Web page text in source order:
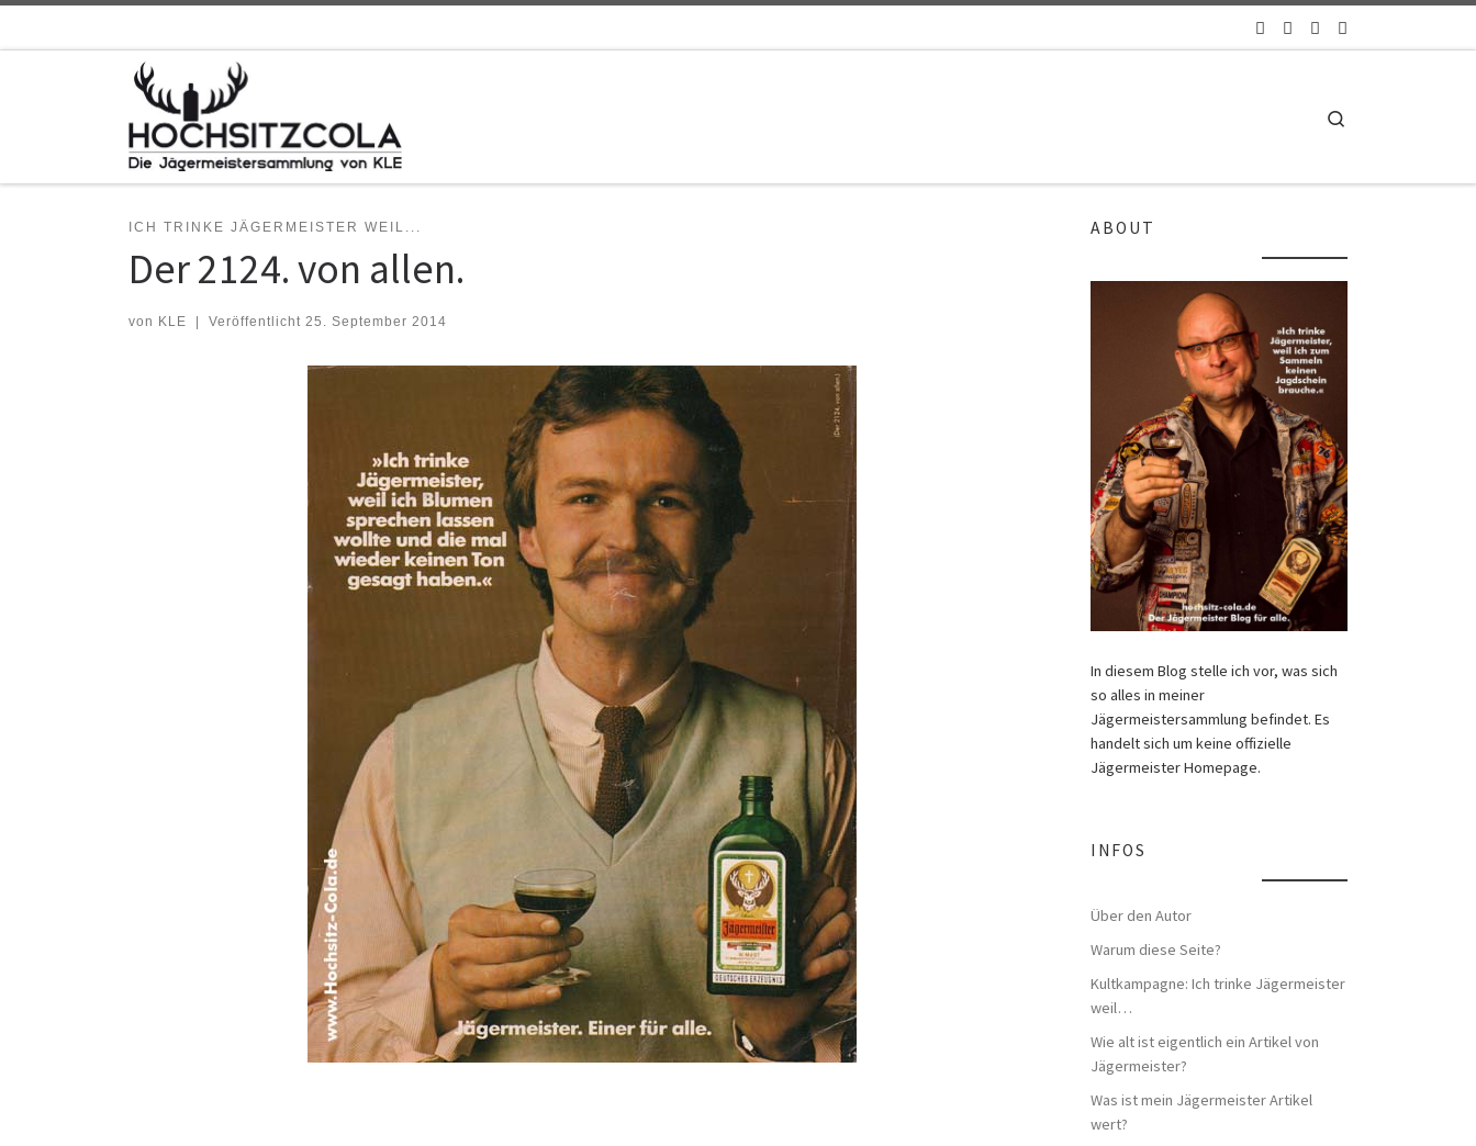
ICH TRINKE JÄGERMEISTER WEIL...
Der 2124. von allen.
von KLE | Veröffentlicht 25. September 2014
ABOUT
In diesem Blog stelle ich vor, was sich
so alles in meiner
Jägermeistersammlung befindet. Es
handelt sich um keine offizielle
Jägermeister Homepage.
INFOS
Über den Autor
Warum diese Seite?
Kultkampagne: Ich trinke Jägermeister
weil…
Wie alt ist eigentlich ein Artikel von
Jägermeister?
Was ist mein Jägermeister Artikel
wert?